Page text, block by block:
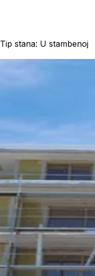
Tip stana: U stambenoj